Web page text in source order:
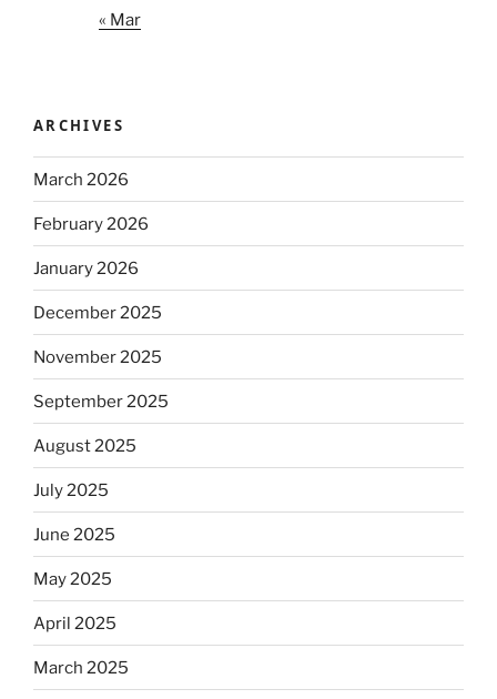
« Mar
ARCHIVES
March 2026
February 2026
January 2026
December 2025
November 2025
September 2025
August 2025
July 2025
June 2025
May 2025
April 2025
March 2025